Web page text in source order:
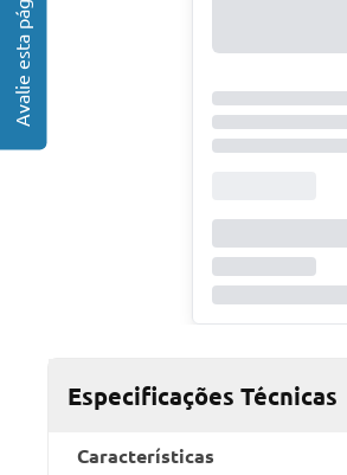
Especificações Técnicas
Características